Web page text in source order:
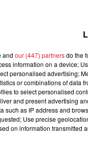
elle n'a
C'est un
elle aurait dû
cette fois-ci,
réaliser deux
plus long. Elle
bien après un
place est à
elle fait
qui chantent
and our (447) partnersdo the
information on a device;
personalised advertising;
or combinations of data
to select personalised
and present advertising
such as IP address and
Use precise
on information transmitted